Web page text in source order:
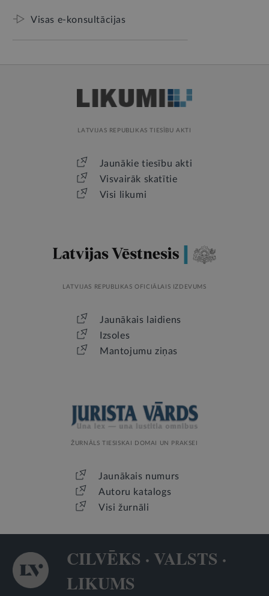
Visas e-konsultācijas
LATVIJAS REPUBLIKAS TIESĪBU AKTI
Jaunākie tiesību akti
Visvairāk skatītie
Visi likumi
LATVIJAS REPUBLIKAS OFICIĀLAIS IZDEVUMS
Jaunākais laidiens
Izsoles
Mantojumu ziņas
ŽURNĀLS TIESISKAI DOMAI UN PRAKSEI
Jaunākais numurs
Autoru katalogs
Visi žurnāli
CILVĒKS · VALSTS ·
LIKUMS